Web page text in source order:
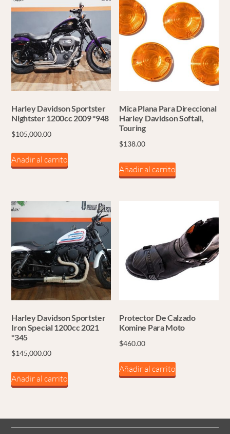
Harley Davidson Sportster
Nightster 1200cc 2009 *948
$105,000.00
Añadir al carrito
Mica Plana Para Direccional
Harley Davidson Softail,
Touring
$138.00
Añadir al carrito
Harley Davidson Sportster
Iron Special 1200cc 2021
*345
$145,000.00
Añadir al carrito
Protector De Calzado
Komine Para Moto
$460.00
Añadir al carrito